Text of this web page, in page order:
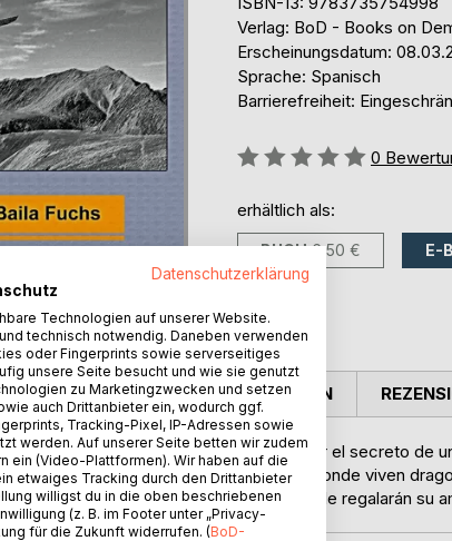
Verlag: BoD - Books on
Erscheinungsdatum:
Sprache: Spanisch
Barrierefreiheit:
Bewertung::
0
erhältlich als:
BUCH 6,50 € E-
diversas pruebas para desentrañar el secreto de
de un viaje por un mundo fantástico, donde viven
de aventuras que le ayudarán y también le regalarán su
AUTOR/IN PRESSESTIMMEN
Datenschutzerklärung
Technologien auf unserer Website.
technisch notwendig. Daneben verwenden
oder Fingerprints sowie serverseitiges
unsere Seite besucht und wie sie genutzt
zu Marketingzwecken und setzen
auch Drittanbieter ein, wodurch ggf.
Tracking-Pixel, IP-Adressen sowie
werden. Auf unserer Seite betten wir zudem
ein (Video-Plattformen). Wir haben auf die
etwaiges Tracking durch den Drittanbieter
willigst du in die oben beschriebenen
(z. B. im Footer unter „Privacy-
für die Zukunft widerrufen. (BoD-